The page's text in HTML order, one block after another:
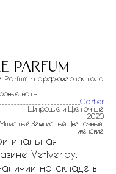
parfum
Parfum · парфюмерная вода
ноты
Cartier
Шипровые и Цветочные
2020
женские
Vetiver.by.
на складе в